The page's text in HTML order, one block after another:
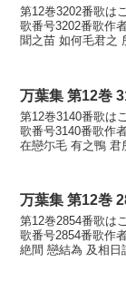
第12巻3202番歌は
歌番号3202番歌作
聞之苗 如何毛君之
万葉集 第12巻
第12巻3140番歌は
歌番号3140番歌作
在戀尓毛 有之鴨 君
万葉集 第12巻
第12巻2854番歌は
歌番号2854番歌作
絶間 戀結為 及相日